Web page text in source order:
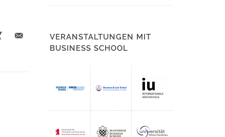
VERANSTALTUNGEN MIT
BUSINESS SCHOOL